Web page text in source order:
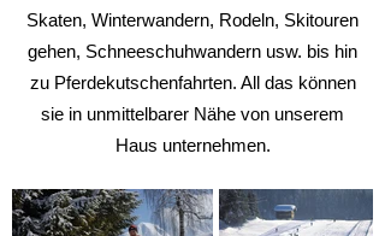
Skaten, Winterwandern, Rodeln, Skitouren
gehen, Schneeschuhwandern usw. bis hin
zu Pferdekutschenfahrten. All das können
sie in unmittelbarer Nähe von unserem
Haus unternehmen.